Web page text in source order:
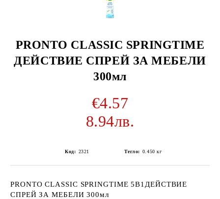
PRONTO CLASSIC SPRINGTIME
ДЕЙСТВИЕ СПРЕЙ ЗА МЕБЕЛИ
300мл
€4.57
8.94лв.
Код: 2321 Тегло: 0.450 кг
PRONTO CLASSIC SPRINGTIME 5В1ДЕЙСТВИЕ
СПРЕЙ ЗА МЕБЕЛИ 300мл